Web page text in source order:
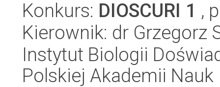
Konkurs: DIOSCURI 1 ,
Kierownik: dr Grzegorz
Instytut Biologii
Polskiej Akademii Nauk